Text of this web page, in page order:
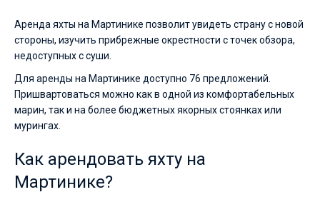
Аренда яхты на Мартинике позволит увидеть страну с новой
стороны, изучить прибрежные окрестности с точек обзора,
недоступных с суши.
Для аренды на Мартинике доступно 76 предложений.
Пришвартоваться можно как в одной из комфортабельных
марин, так и на более бюджетных якорных стоянках или
мурингах.
Как арендовать яхту на
Мартинике?